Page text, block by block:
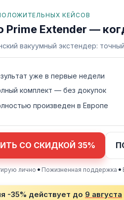
КЕЙСОВ
Prime Extender —
вакуумный экстендер:
уже в первые недели
комплект — без докупок
произведен в Европе
СО СКИДКОЙ 35%
лично • Пожизненная поддержка •
-35% действует до 9 августа